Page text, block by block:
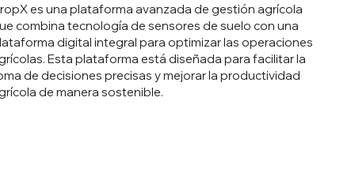
es una plataforma avanzada de gestión agrícola
combina tecnología de sensores de suelo con una
digital integral para optimizar las operaciones
Esta plataforma está diseñada para facilitar la
de decisiones precisas y mejorar la productividad
de manera sostenible.